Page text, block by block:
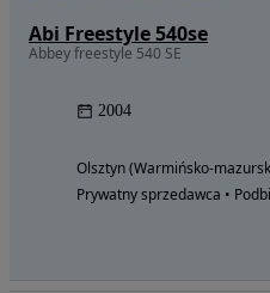
Abi Freestyle 540se
Abbey freestyle 540 SE
2004
Olsztyn (Warmińsko-
Prywatny sprzedawca •